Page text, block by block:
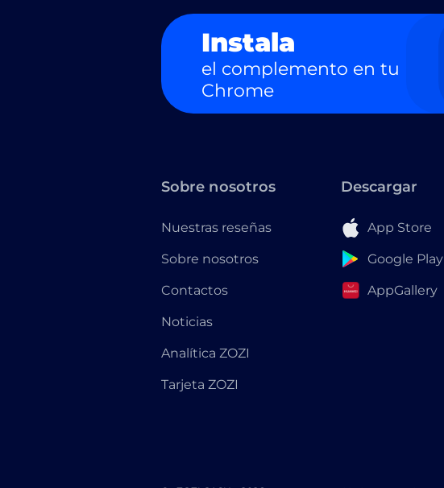
Instala
el complemento en tu
Chrome
Sobre nosotros
Nuestras reseñas
Sobre nosotros
Contactos
Noticias
Analítica ZOZI
Tarjeta ZOZI
Descargar
App Store
Google Play
AppGallery